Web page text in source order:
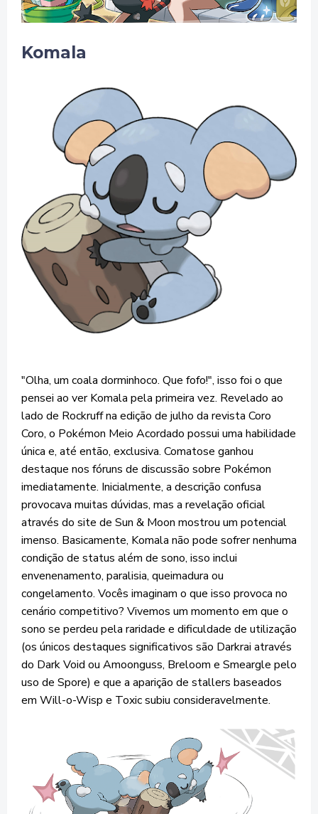
Komala
"Olha, um coala dorminhoco. Que fofo!", isso foi o que
pensei ao ver Komala pela primeira vez. Revelado ao
lado de Rockruff na edição de julho da revista Coro
Coro, o Pokémon Meio Acordado possui uma habilidade
única e, até então, exclusiva. Comatose ganhou
destaque nos fóruns de discussão sobre Pokémon
imediatamente. Inicialmente, a descrição confusa
provocava muitas dúvidas, mas a revelação oficial
através do site de Sun & Moon mostrou um potencial
imenso. Basicamente, Komala não pode sofrer nenhuma
condição de status além de sono, isso inclui
envenenamento, paralisia, queimadura ou
congelamento. Vocês imaginam o que isso provoca no
cenário competitivo? Vivemos um momento em que o
sono se perdeu pela raridade e dificuldade de utilização
(os únicos destaques significativos são Darkrai através
do Dark Void ou Amoonguss, Breloom e Smeargle pelo
uso de Spore) e que a aparição de stallers baseados
em Will-o-Wisp e Toxic subiu consideravelmente.